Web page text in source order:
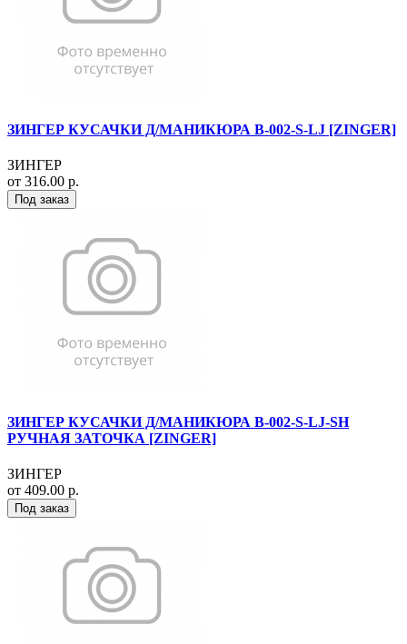
ЗИНГЕР КУСАЧКИ Д/МАНИКЮРА B-002-S-LJ [ZINGER]
ЗИНГЕР
от 316.00 р.
Под заказ
ЗИНГЕР КУСАЧКИ Д/МАНИКЮРА B-002-S-LJ-SH
РУЧНАЯ ЗАТОЧКА [ZINGER]
ЗИНГЕР
от 409.00 р.
Под заказ